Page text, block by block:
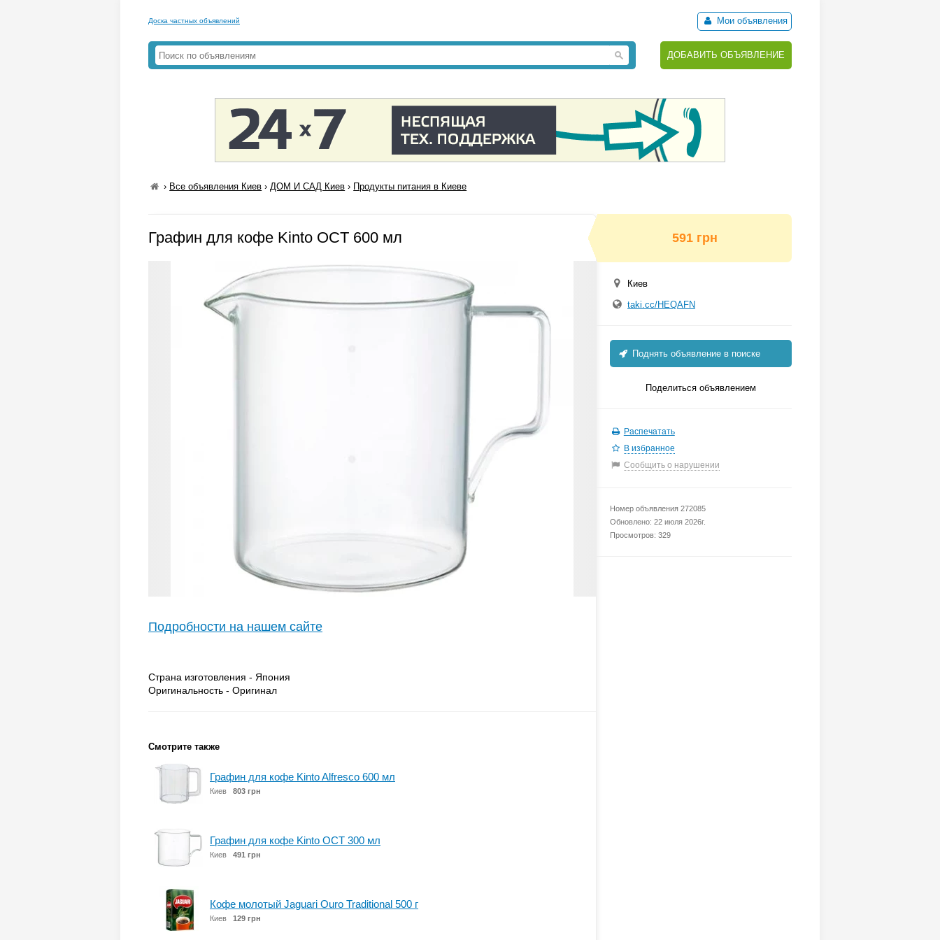
Доска частных объявлений Мои объявления
ДОБАВИТЬ ОБЪЯВЛЕНИЕ
› Все объявления Киев ›ДОМ И САД Киев › Продукты питания в Киеве
Графин для кофе Kinto OCT 600 мл
Подробности на нашем сайте
Страна изготовления - Япония
Оригинальность - Оригинал
Смотрите также
Графин для кофе Kinto Alfresco 600 мл
Киев 803 грн
Графин для кофе Kinto OCT 300 мл
Киев 491 грн
Кофе молотый Jaguari Ouro Traditional 500 г
Киев 129 грн
591 грн
Киев
taki.cc/HEQAFN
Поднять объявление в поиске
Поделиться объявлением
Распечатать
В избранное
Сообщить о нарушении
Номер объявления 272085
Обновлено: 22 июля 2026г.
Просмотров: 329